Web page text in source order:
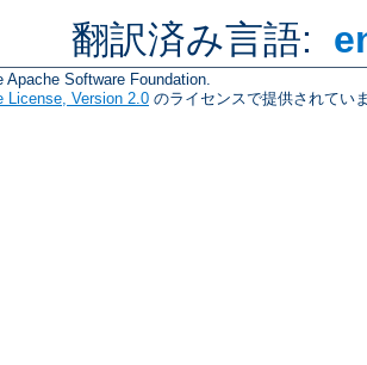
翻訳済み言語:
Apache Software Foundation.
License, Version 2.0 のライセンスで提供されてい